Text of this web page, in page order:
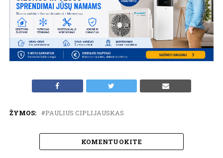
ŽYMOS: PAULIUS CIPLIJAUSKAS
KOMENTUOKITE